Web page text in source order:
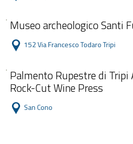
Museo archeologico Santi
152 Via Francesco Todaro Tripi
Palmento Rupestre di Tripi
Rock-Cut Wine Press
San Cono